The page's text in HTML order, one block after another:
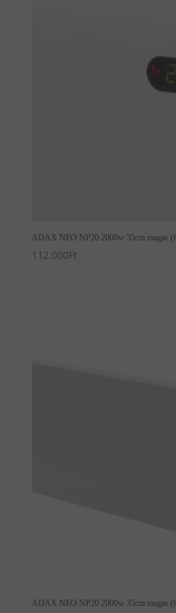
ADAX NEO NP20 2000w 35cm magas
112,000Ft
ADAX NEO NP20 2000w 35cm magas